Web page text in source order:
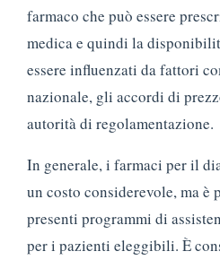
farmaco che può essere
medica e quindi la
essere influenzati da fattori
nazionale, gli accordi di
autorità di regolamentazione.
In generale, i farmaci per il
un costo considerevole, ma è
presenti programmi di
per i pazienti eleggibili. È